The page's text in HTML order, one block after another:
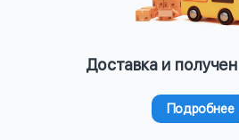
Доставка и
Подробнее